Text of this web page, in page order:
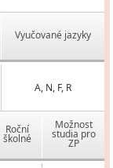
Vyučované jazyky
A, N, F, R
Roční
školné
Možnost
studia pro
ZP